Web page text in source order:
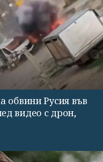
обвини Русия във
видео с дрон,